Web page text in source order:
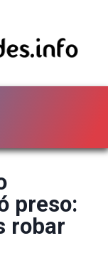
preso:
robar